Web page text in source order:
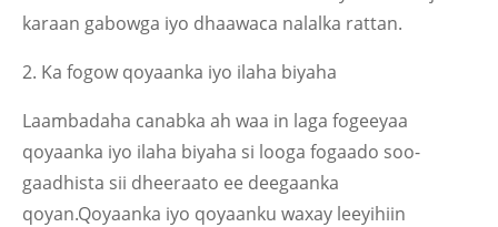
karaan gabowga iyo dhaawaca nalalka rattan.
2. Ka fogow qoyaanka iyo ilaha biyaha
Laambadaha canabka ah waa in laga fogeeyaa
qoyaanka iyo ilaha biyaha si looga fogaado soo-
gaadhista sii dheeraato ee deegaanka
qoyan.Qoyaanka iyo qoyaanku waxay leeyihiin